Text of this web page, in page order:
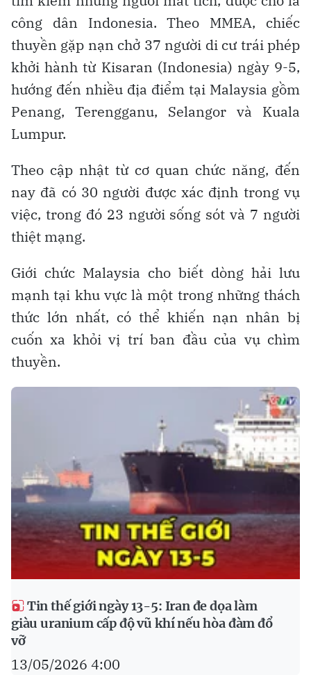
công dân Indonesia. Theo MMEA, chiếc
thuyền gặp nạn chở 37 người di cư trái phép
khởi hành từ Kisaran (Indonesia) ngày 9-5,
hướng đến nhiều địa điểm tại Malaysia gồm
Penang, Terengganu, Selangor và Kuala
Lumpur.
Theo cập nhật từ cơ quan chức năng, đến
nay đã có 30 người được xác định trong vụ
việc, trong đó 23 người sống sót và 7 người
thiệt mạng.
Giới chức Malaysia cho biết dòng hải lưu
mạnh tại khu vực là một trong những thách
thức lớn nhất, có thể khiến nạn nhân bị
cuốn xa khỏi vị trí ban đầu của vụ chìm
thuyền.
Tin thế giới ngày 13-5: Iran đe dọa làm
giàu uranium cấp độ vũ khí nếu hòa đàm đổ
vỡ
13/05/2026 4:00